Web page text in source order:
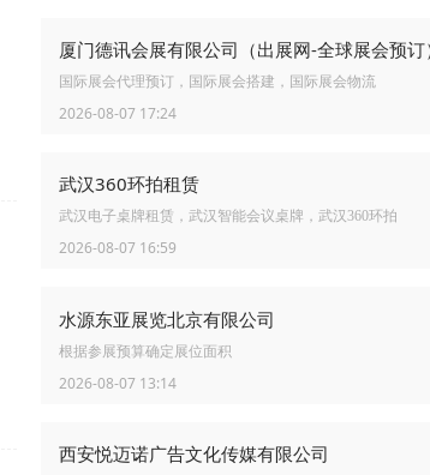
厦门德讯会展有限公司（出展网-全球展会预订
国际展会代理预订，国际展会搭建，国际展会物流
2026-08-07 17:24
武汉360环拍租赁
武汉电子桌牌租赁，武汉智能会议桌牌，武汉360环拍
2026-08-07 16:59
水源东亚展览北京有限公司
根据参展预算确定展位面积
2026-08-07 13:14
西安悦迈诺广告文化传媒有限公司